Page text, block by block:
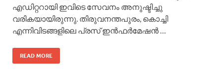
എഡിറ്ററായി ഇവിടെ സേവനം അനുഷ്ടിച്ചു
വരികയായിരുന്നു. തിരുവനന്തപുരം, കൊച്ചി
എന്നിവിടങ്ങളിലെ പ്രസ് ഇൻഫർമേഷൻ …
READ MORE